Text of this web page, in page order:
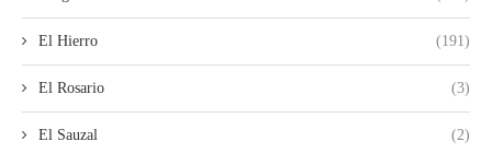
El Hierro (191)
El Rosario (3)
El Sauzal (2)